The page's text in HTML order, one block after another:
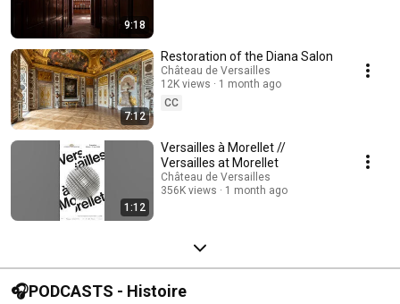
9:18
7:12
Restoration of the Diana Salon
Château de Versailles
12K views
1 month ago
CC
1:12
Versailles à Morellet //
Versailles at Morellet
Château de Versailles
356K views
1 month ago
🎧PODCASTS - Histoire